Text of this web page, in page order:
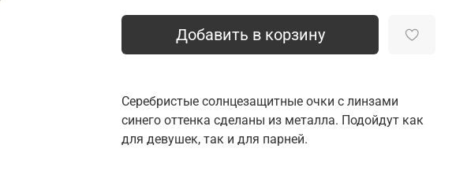
Добавить в корзину
Серебристые солнцезащитные очки с линзами
синего оттенка сделаны из металла. Подойдут как
для девушек, так и для парней.